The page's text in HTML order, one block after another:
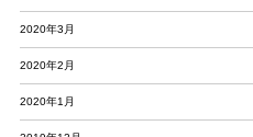
2020年3月
2020年2月
2020年1月